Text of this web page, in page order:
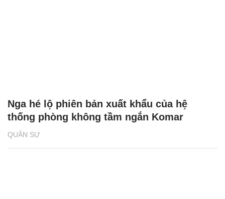
QUÂN SỰ
Nga hé lộ phiên bản xuất khẩu của hệ
thống phòng không tầm ngắn Komar